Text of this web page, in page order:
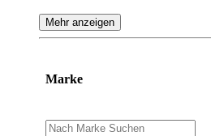
Empfang & Bewirtung
Mehr anzeigen
Marke